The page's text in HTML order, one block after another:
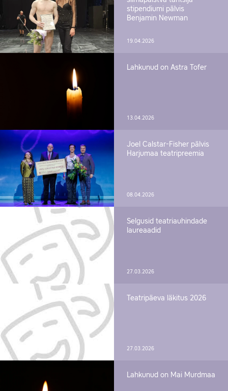
stipendiumi pälvis
Benjamin Newman
19.04.2026
Lahkunud on Astra Tofer
13.04.2026
Joel Calstar-Fisher pälvis
Harjumaa teatripreemia
08.04.2026
Selgusid teatriauhindade
laureaadid
27.03.2026
Teatripäeva läkitus 2026
27.03.2026
Lahkunud on Mai Murdmaa